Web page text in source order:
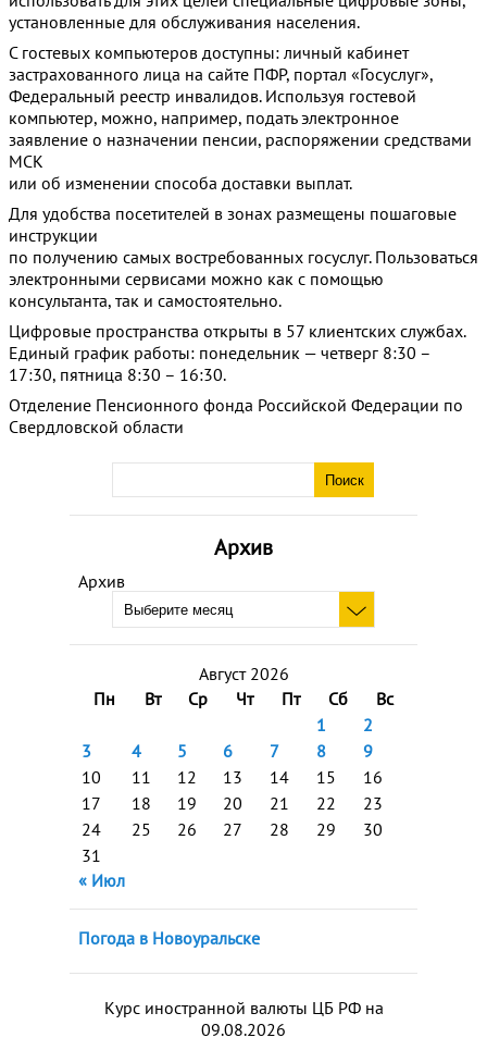
Архив
Архив
Август 2026
Пн
Вт Ср Чт Пт Сб
Вс
1
2
3
4 5 6 7 8
9
10
11 12 13 14 15
16
17
18 19 20 21 22
23
24
25 26 27 28 29
30
31
« Июл
Погода в Новоуральске
Курс иностранной валюты ЦБ РФ на
09.08.2026
установленные для обслуживания населения.
С гостевых компьютеров доступны: личный кабинет
застрахованного лица на сайте ПФР, портал «Госуслуг»,
Федеральный реестр инвалидов. Используя гостевой
компьютер, можно, например, подать электронное
заявление о назначении пенсии, распоряжении средствами
МСК
или об изменении способа доставки выплат.
Для удобства посетителей в зонах размещены пошаговые
инструкции
по получению самых востребованных госуслуг. Пользоваться
электронными сервисами можно как с помощью
консультанта, так и самостоятельно.
Цифровые пространства открыты в 57 клиентских службах.
Единый график работы: понедельник — четверг 8:30 –
17:30, пятница 8:30 – 16:30.
Отделение Пенсионного фонда Российской Федерации по
Свердловской области